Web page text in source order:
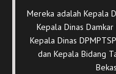
Mereka adalah Kepala
Kepala Dinas Damkar
Kepala Dinas
dan Kepala Bidang